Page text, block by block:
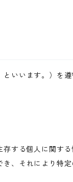
いいます。）を
する個人に関す
、それにより特